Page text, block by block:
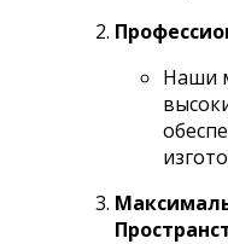
Наши